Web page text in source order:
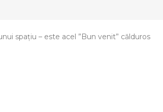
spațiu – este acel ”Bun venit” călduros